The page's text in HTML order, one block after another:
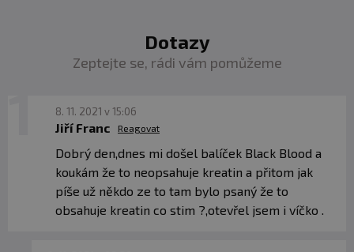
(fosforečnany sodné, dimethylpolysiloxan), barvivo
(brilantní čerň PN).
Dotazy
Zeptejte se, rádi vám pomůžeme
8. 11. 2021 v 15:06
Jiří Franc Reagovat
Dobrý den,dnes mi došel balíček Black Blood a
koukám že to neopsahuje kreatin a přitom jak
píše už někdo ze to tam bylo psaný že to
obsahuje kreatin co stim ?,otevřel jsem i víčko .